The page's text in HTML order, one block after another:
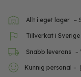
Allt i eget lager –
Tillverkat i Sverige
Snabb leverans –
Kunnig personal –